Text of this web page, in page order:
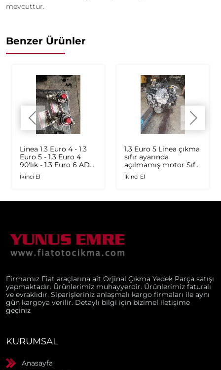
mevcuttur.
Benzer Ürünler
Linea 1.3 Euro 4 - 1.3
Euro 5 - 1.3 Euro 4
90'lık - 1.3 Euro 6 AD
Plus 1.6 Multijet - 1.9
JTD Orijinal Turbo
İkinci El
1.3 Euro 5 Linea çıkma
sıfır ayarında
açılmamış motor Sıfır
ayarında
İkinci El
Firmamız Fiat araçlarına ait Orjinal Çıkma Yedek Parça satışı
yapmaktadır. Ürünlerimiz muhayyerdir. Ürünlerimiz faturalı
ve evraklıdır. Siparişleriniz anlaşmalı kargo firmaları ile aynı
gün kargoya verilir. Detaylı bilgi için bizimel iletişime
geçiniz
KURUMSAL
Anasayfa